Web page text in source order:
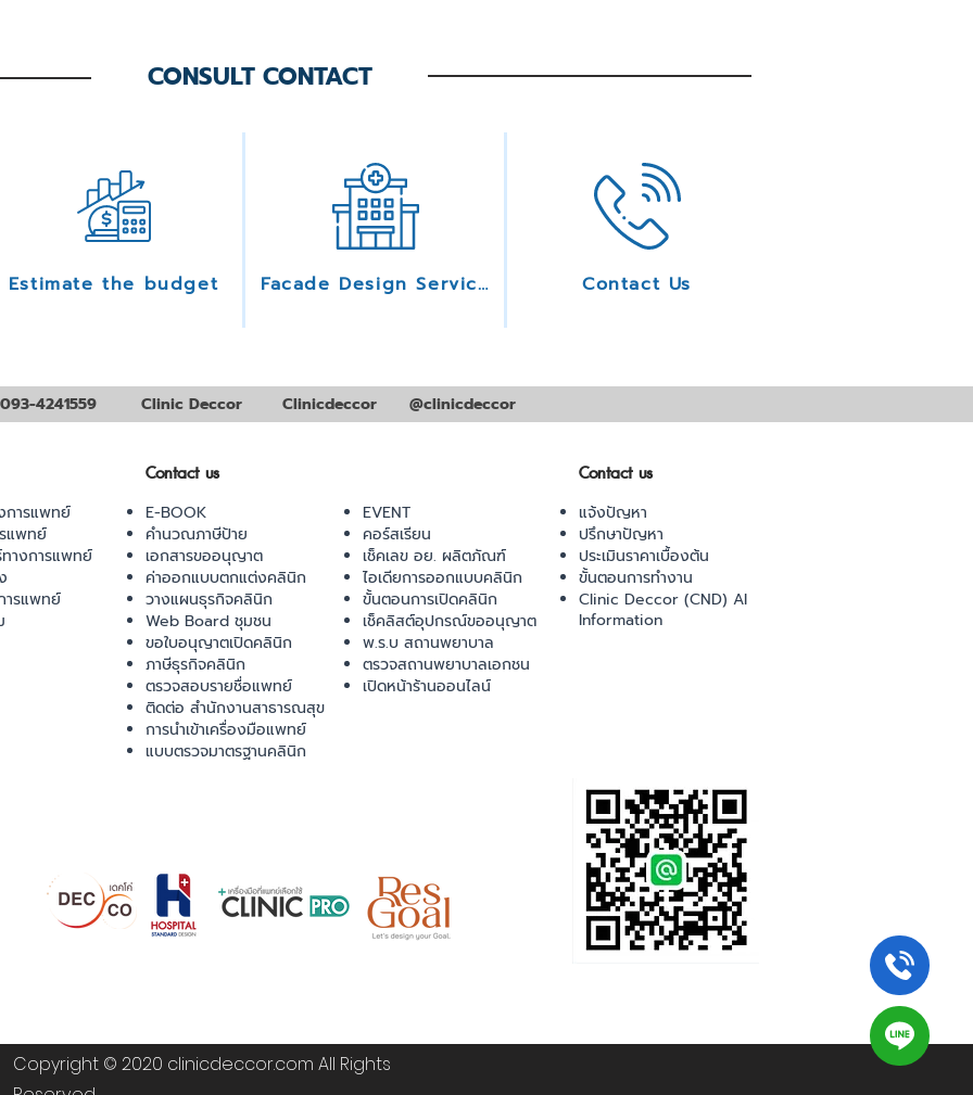
CONSULT CONTACT
Estimate the budget Facade Design Service Contact Us
093-4241559 Clinic Deccor Clinicdeccor @clinicdeccor
ารแพทย์
แพทย์
ทางการแพทย์
ารแพทย์
Contact us
E-BOOK
คำนวณภาษีป้าย
เอกสารขออนุญาต
ค่าออกแบบตกแต่งคลินิก
วางแผนธุรกิจคลินิก
Web Board ชุมชน
ขอใบอนุญาตเปิดคลินิก
ภาษีธุรกิจคลินิก
ตรวจสอบรายชื่อแพทย์
ติดต่อ สำนักงานสาธารณสุข
การนำเข้าเครื่องมือแพทย์
แบบตรวจมาตรฐานคลินิก
Contact us
EVENT
คอร์สเรียน
เช็คเลข อย. ผลิตภัณฑ์
ไอเดียการออกแบบคลินิก
ขั้นตอนการเปิดคลินิก
เช็คลิสต์อุปกรณ์ขออนุญาต
พ.ร.บ สถานพยาบาล
ตรวจสถานพยาบาลเอกชน
เปิดหน้าร้านออนไลน์
แจ้งปัญหา
ปรึกษาปัญหา
ประเมินราคาเบื้องต้น
ขั้นตอนการทำงาน
Clinic Deccor (CND) AI
Information
Copyright © 2020 clinicdeccor.com All Rights